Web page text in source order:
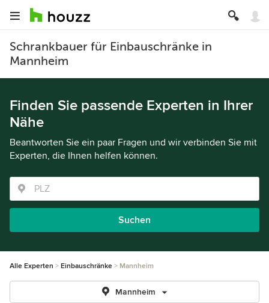
Schrankbauer für Einbauschränke in
Mannheim
Finden Sie passende Experten in Ihrer
Nähe
Beantworten Sie ein paar Fragen und wir verbinden Sie mit
Experten, die Ihnen helfen können.
Suchen
Alle Experten Einbauschränke Mannheim
Mannheim